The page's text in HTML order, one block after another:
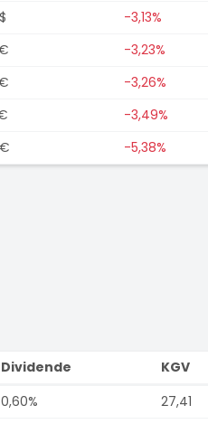
-3,13%
-3,23%
-3,26%
-3,49%
-5,38%
Dividende KGV
0,60% 27,41